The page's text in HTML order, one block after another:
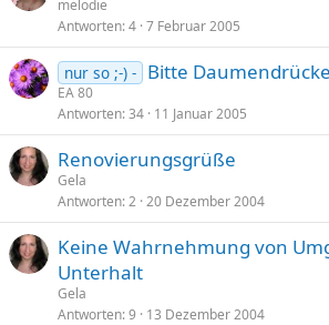
melodie
Antworten 4 7 Februar 2005
nur so ;-) - Bitte
EA 80
Antworten 34 11 Januar 2005
Renovierungsgrüße
Gela
Antworten 2 20 Dezember 2004
Keine Wahrnehmung von
Unterhalt
Gela
Antworten 9 13 Dezember 2004